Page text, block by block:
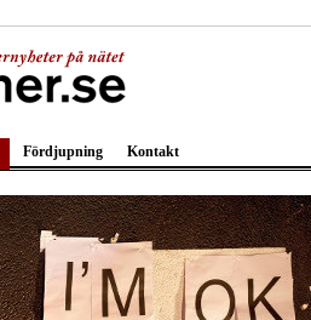
Fördjupning Kontakt